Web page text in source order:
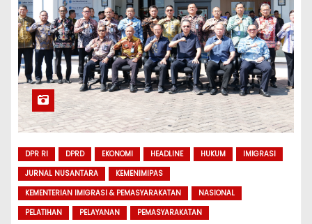
DPR RI DPRD EKONOMI HEADLINE HUKUM
IMIGRASI
JURNAL NUSANTARA
KEMENIMIPAS
KEMENTERIAN IMIGRASI & PEMASYARAKATAN
NASIONAL
PELATIHAN
PELAYANAN PEMASYARAKATAN